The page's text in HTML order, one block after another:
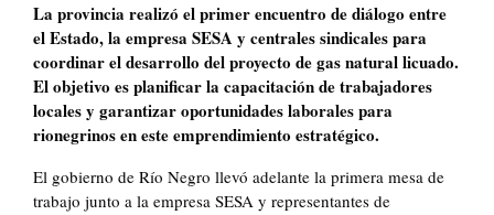
La provincia realizó el primer encuentro de diálogo entre
el Estado, la empresa SESA y centrales sindicales para
coordinar el desarrollo del proyecto de gas natural licuado.
El objetivo es planificar la capacitación de trabajadores
locales y garantizar oportunidades laborales para
rionegrinos en este emprendimiento estratégico.
El gobierno de Río Negro llevó adelante la primera mesa de
trabajo junto a la empresa SESA y representantes de